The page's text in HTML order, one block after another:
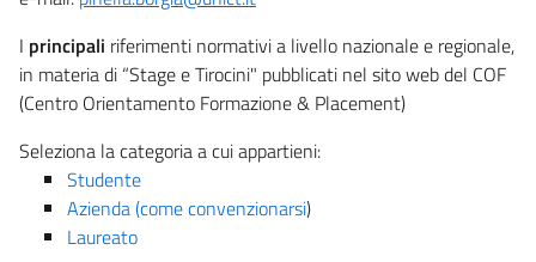
I principali riferimenti normativi a livello nazionale e regionale,
in materia di “Stage e Tirocini" pubblicati nel sito web del COF
(Centro Orientamento Formazione & Placement)
Seleziona la categoria a cui appartieni:
Studente
Azienda (come convenzionarsi)
Laureato